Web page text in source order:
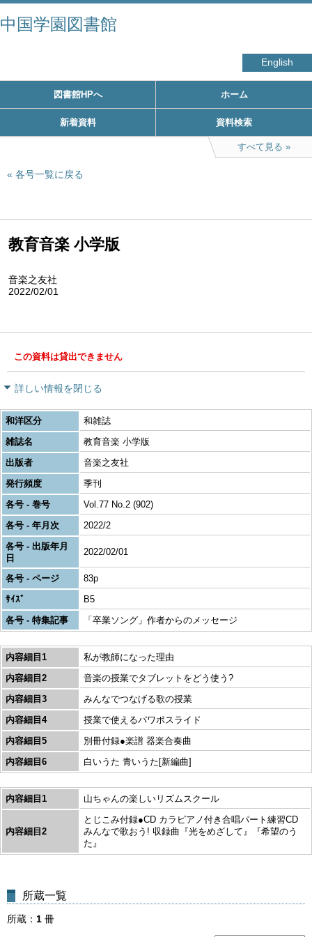
中国学園図書館
English
図書館HPへ ホーム
新着資料 資料検索
すべて見る
各号一覧に戻る
教育音楽 小学版
音楽之友社
2022/02/01
この資料は貸出できません
詳しい情報を閉じる
和洋区分
和雑誌
雑誌名
教育音楽 小学版
出版者
音楽之友社
発行頻度
季刊
各号 - 巻号
Vol.77 No.2 (902)
各号 - 年月次
2022/2
各号 - 出版年月
日
2022/02/01
各号 - ページ
83p
ｻｲｽﾞ
B5
各号 - 特集記事
「卒業ソング」作者からのメッセージ
内容細目1
私が教師になった理由
内容細目2
音楽の授業でタブレットをどう使う?
内容細目3
みんなでつなげる歌の授業
内容細目4
授業で使えるパワポスライド
内容細目5
別冊付録●楽譜 器楽合奏曲
内容細目6
白いうた 青いうた[新編曲]
内容細目1 山ちゃんの楽しいリズムスクール
内容細目2
とじこみ付録●CD カラピアノ付き合唱パート練習CD
みんなで歌おう! 収録曲『光をめざして』『希望のう
た』
所蔵一覧
所蔵 1 冊